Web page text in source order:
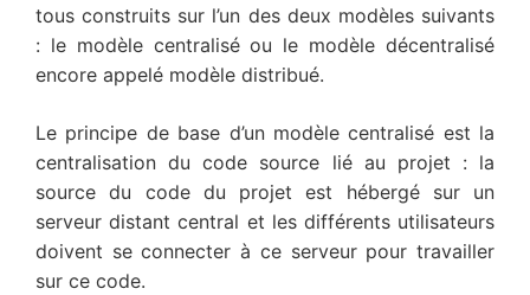
tous construits sur l’un des deux modèles suivants
: le modèle centralisé ou le modèle décentralisé
encore appelé modèle distribué.
Le principe de base d’un modèle centralisé est la
centralisation du code source lié au projet : la
source du code du projet est hébergé sur un
serveur distant central et les différents utilisateurs
doivent se connecter à ce serveur pour travailler
sur ce code.